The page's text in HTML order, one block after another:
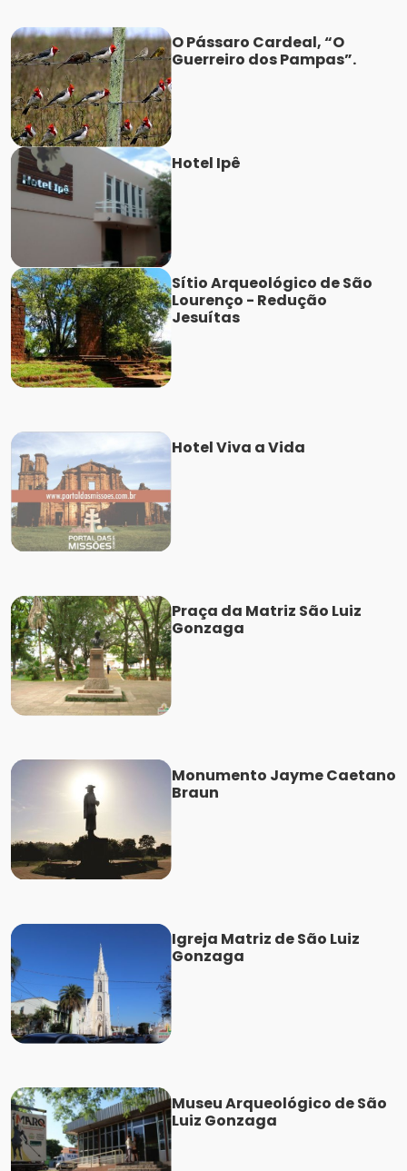
O Pássaro Cardeal, “O
Guerreiro dos Pampas”.
Hotel Ipê
Sítio Arqueológico de São
Lourenço - Redução
Jesuítas
Hotel Viva a Vida
Praça da Matriz São Luiz
Gonzaga
Monumento Jayme Caetano
Braun
Igreja Matriz de São Luiz
Gonzaga
Museu Arqueológico de São
Luiz Gonzaga